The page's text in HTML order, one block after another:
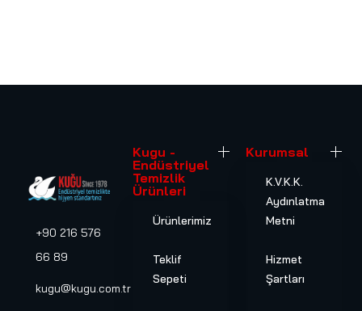
+90 216 576
66 89
kugu@kugu.com.tr
Kugu -
Endüstriyel
Temizlik
Ürünleri
Ürünlerimiz
Teklif
Sepeti
Kurumsal
K.V.K.K.
Aydınlatma
Metni
Hizmet
Şartları